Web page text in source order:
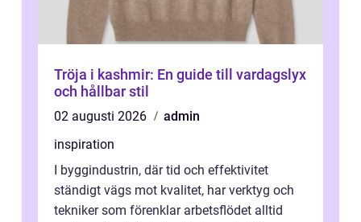
Tröja i kashmir: En guide till vardagslyx
och hållbar stil
02 augusti 2026
admin
inspiration
I byggindustrin, där tid och effektivitet
ständigt vägs mot kvalitet, har verktyg och
tekniker som förenklar arbetsflödet alltid